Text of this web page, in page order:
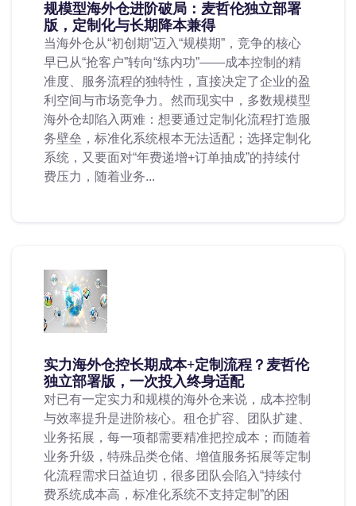
规模型海外仓进阶破局：麦哲伦独立部署
版，定制化与长期降本兼得
当海外仓从“初创期”迈入“规模期”，竞争的核心
早已从“抢客户”转向“练内功”——成本控制的精
准度、服务流程的独特性，直接决定了企业的盈
利空间与市场竞争力。然而现实中，多数规模型
海外仓却陷入两难：想要通过定制化流程打造服
务壁垒，标准化系统根本无法适配；选择定制化
系统，又要面对“年费递增+订单抽成”的持续付
费压力，随着业务...
实力海外仓控长期成本+定制流程？麦哲伦
独立部署版，一次投入终身适配
对已有一定实力和规模的海外仓来说，成本控制
与效率提升是进阶核心。租仓扩容、团队扩建、
业务拓展，每一项都需要精准把控成本；而随着
业务升级，特殊品类仓储、增值服务拓展等定制
化流程需求日益迫切，很多团队会陷入“持续付
费系统成本高，标准化系统不支持定制”的困